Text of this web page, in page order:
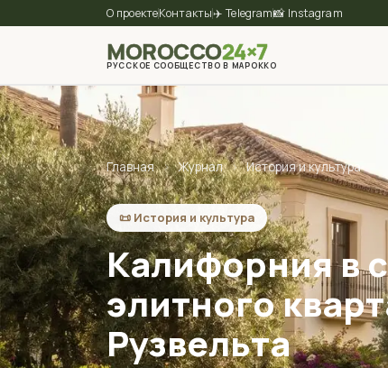
О проектеКонтакты✈️ Telegram📸 Instagram
MOROCCO24×7
РУССКОЕ СООБЩЕСТВО В МАРОККО
Главная › Журнал › История и культура
📜 История и культура
Калифорния в
элитного
Рузвельта